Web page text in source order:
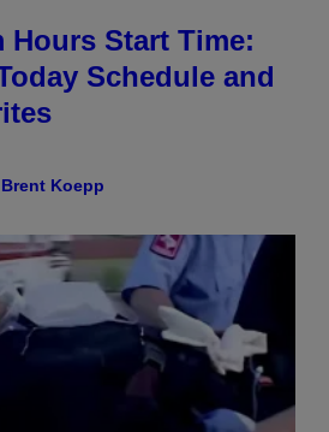
Hours Start Time:
Schedule and
Brent Koepp